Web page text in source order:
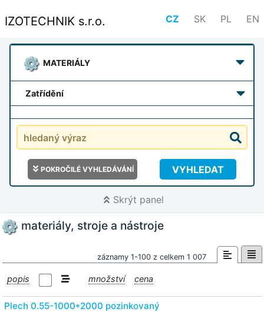
IZOTECHNIK s.r.o. CZ SK PL EN
MATERIÁLY
zatřídění
POKROČILÉ VYHLEDÁVÁNÍ VYHLEDAT
Skrýt panel
materiály, stroje a nástroje
záznamy 1-100 z celkem 1 007
popis množství cena
Plech 0.55-1000*2000 pozinkovaný